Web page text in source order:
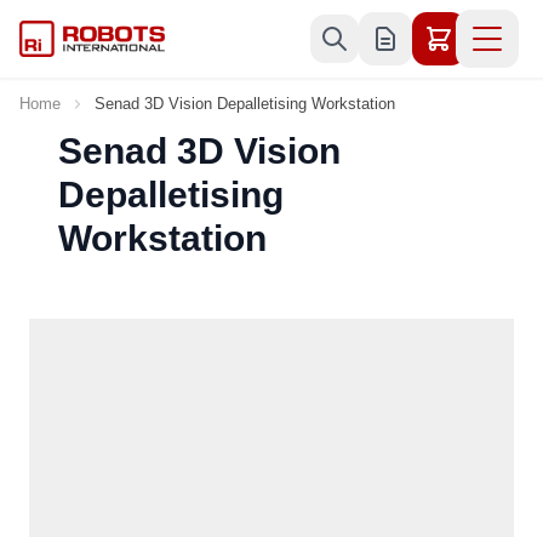
Home Senad 3D Vision Depalletising Workstation
Senad 3D Vision
Depalletising
Workstation